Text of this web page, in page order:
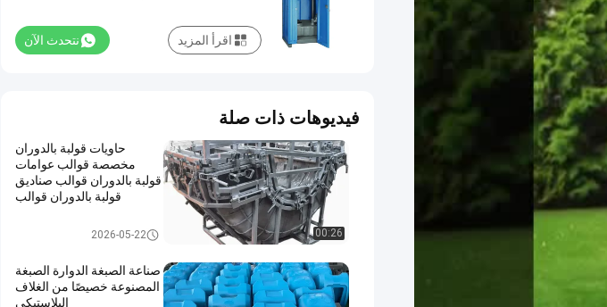
نتحدث الآن اقرأ المزيد
فيديوهات ذات صلة
00:26
حاويات قولبة بالدوران
مخصصة قوالب عوامات
قولبة بالدوران قوالب صناديق
قولبة بالدوران قوالب
2026-05-22
صناعة الصبغة الدوارة الصبغة
المصنوعة خصيصًا من الغلاف
البلاستيكي